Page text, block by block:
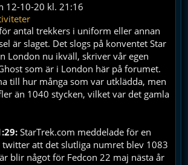
12-10-20 kl. 21:16
antal trekkers i uniform eller annan
är slaget. Det slogs på konventet Star
London nu ikväll, skriver vår egen
som är i London här på forumet.
till hur många som var utklädda, men
än 1040 stycken, vilket var det gamla
StarTrek.com meddelade för en
twitter att det slutliga numret blev 1083
blir något för Fedcon 22 maj nästa år